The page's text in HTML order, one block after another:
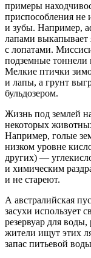
примеры
приспособления не
и зубы. Например,
лапами выкапывает
с лопатами.
подземные
Мелкие птички
и лапы, а грунт
бульдозером.
Жизнь под землей
некоторых
Например, голые
низком уровне
других) —
и химическим
и не стареют.
А австралийская
засухи использует
резервуар для
жители ищут этих
запас питьевой